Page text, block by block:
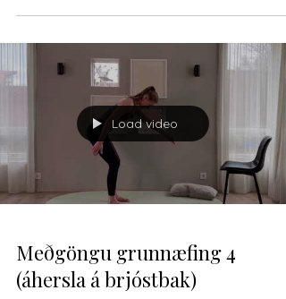
Load video
Meðgöngu grunnæfing 4
(áhersla á brjóstbak)